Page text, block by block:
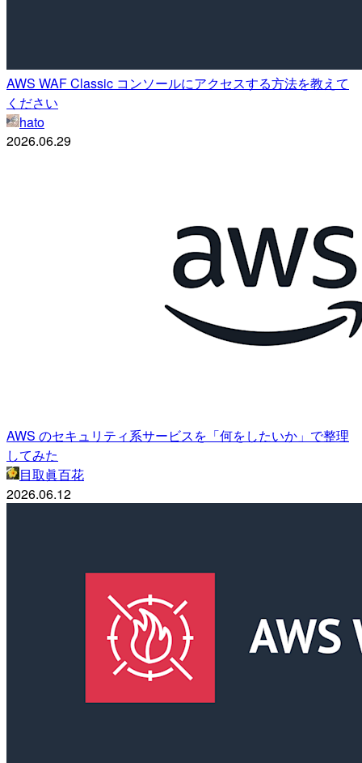
AWS WAF Classic コンソールにアクセスする方法を教えて
ください
hato
2026.06.29
AWS のセキュリティ系サービスを「何をしたいか」で整理
してみた
目取眞百花
2026.06.12